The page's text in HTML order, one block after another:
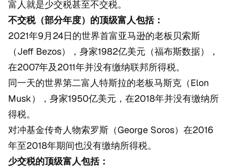
富人就是少交税甚至不交税。
不交税（部分年度）的顶级富人包括：
2021年9月24日的世界首富亚马逊的老板贝索斯
（Jeff Bezos），身家1982亿美元（福布斯数据），
在2007年及2011年并没有缴纳联邦所得税。
同一天的世界第二富人特斯拉的老板马斯克（Elon
Musk），身家1950亿美元，在2018年并没有缴纳所
得税。
对冲基金传奇人物索罗斯（George Soros）在2016
年至2018年期间也没有缴纳所得税。
少交税的顶级富人包括：